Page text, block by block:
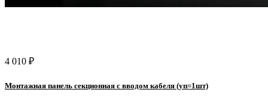
4 010 ₽
Монтажная панель секционная с вводом кабеля (уп=1шт)